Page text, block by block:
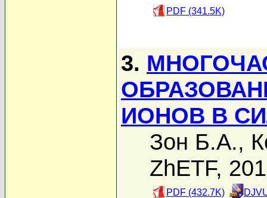
PDF (341.5K)
3.
ИОНОВ В
Зон Б.А.,
ZhETF,
PDF (432.7K)